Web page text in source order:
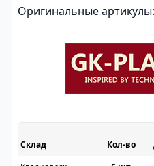
Оригинальные артикулы:
Склад